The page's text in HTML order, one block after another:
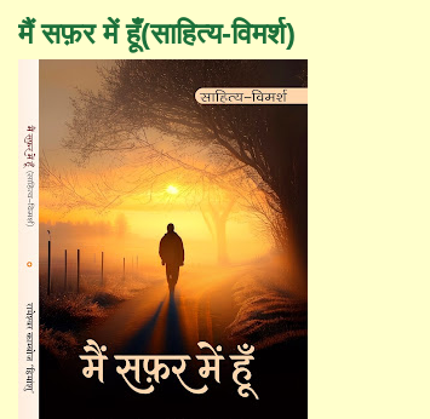
मैं सफ़र में हूँ(साहित्य-विमर्श)